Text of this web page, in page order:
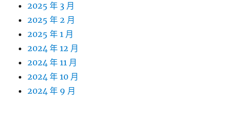
2025 年 3 月
2025 年 2 月
2025 年 1 月
2024 年 12 月
2024 年 11 月
2024 年 10 月
2024 年 9 月